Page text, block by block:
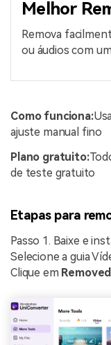
Melhor
Remova
ou áudios com
Como funciona:
ajuste manual fino
Plano gratuito:
de teste gratuito
Etapas para
Passo 1. Baixe e
Selecione a guia
Clique em